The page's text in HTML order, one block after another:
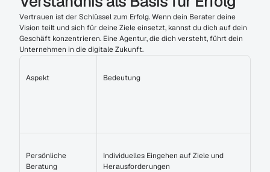
Vertrauen ist der Schlüssel zum Erfolg. Wenn dein Berater deine
Vision teilt und sich für deine Ziele einsetzt, kannst du dich auf dein
Geschäft konzentrieren. Eine Agentur, die dich versteht, führt dein
Unternehmen in die digitale Zukunft.
Aspekt Bedeutung
Persönliche
Beratung
Individuelles Eingehen auf Ziele und
Herausforderungen